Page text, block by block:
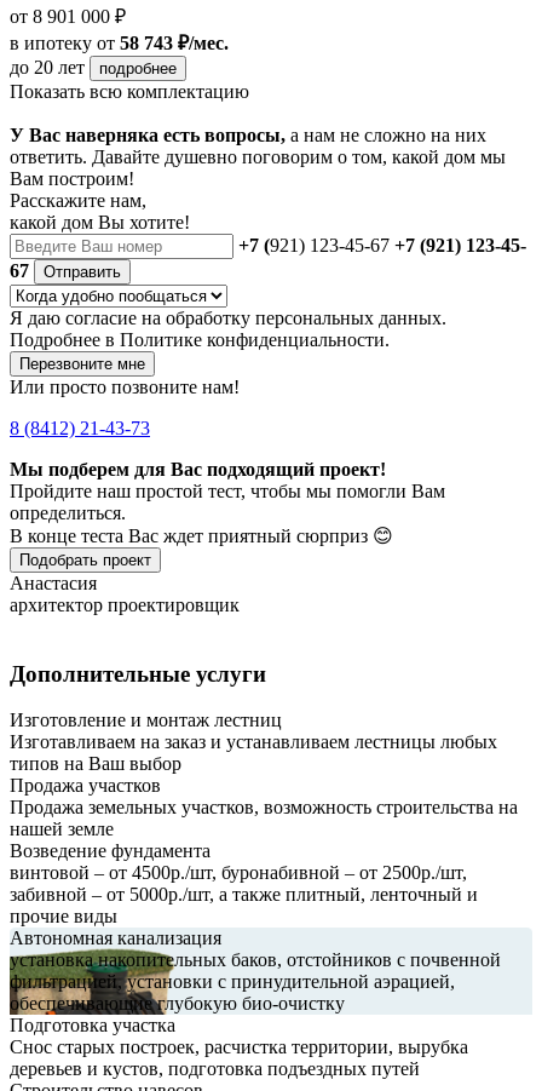
от 8 901 000 ₽
в ипотеку от 58 743 ₽/мес.
до 20 лет
подробнее
Показать всю комплектацию
У Вас наверняка есть вопросы, а нам не сложно на них
ответить. Давайте душевно поговорим о том, какой дом мы
Вам построим!
Расскажите нам,
какой дом Вы хотите!
+7 (921) 123-45-67 +7 (921) 123-45-
67
Отправить
Я даю согласие на обработку персональных данных.
Подробнее в Политике конфиденциальности.
Перезвоните мне
Или просто позвоните нам!
8 (8412) 21-43-73
Мы подберем для Вас подходящий проект!
Пройдите наш простой тест, чтобы мы помогли Вам
определиться.
В конце теста Вас ждет приятный сюрприз 😊
Подобрать проект
Анастасия
архитектор проектировщик
Дополнительные услуги
Изготовление и монтаж лестниц
Изготавливаем на заказ и устанавливаем лестницы любых
типов на Ваш выбор
Продажа участков
Продажа земельных участков, возможность строительства на
нашей земле
Возведение фундамента
винтовой – от 4500р./шт, буронабивной – от 2500р./шт,
забивной – от 5000р./шт, а также плитный, ленточный и
прочие виды
Автономная канализация
установка накопительных баков, отстойников с почвенной
фильтрацией, установки с принудительной аэрацией,
обеспечивающие глубокую био-очистку
Подготовка участка
Снос старых построек, расчистка территории, вырубка
деревьев и кустов, подготовка подъездных путей